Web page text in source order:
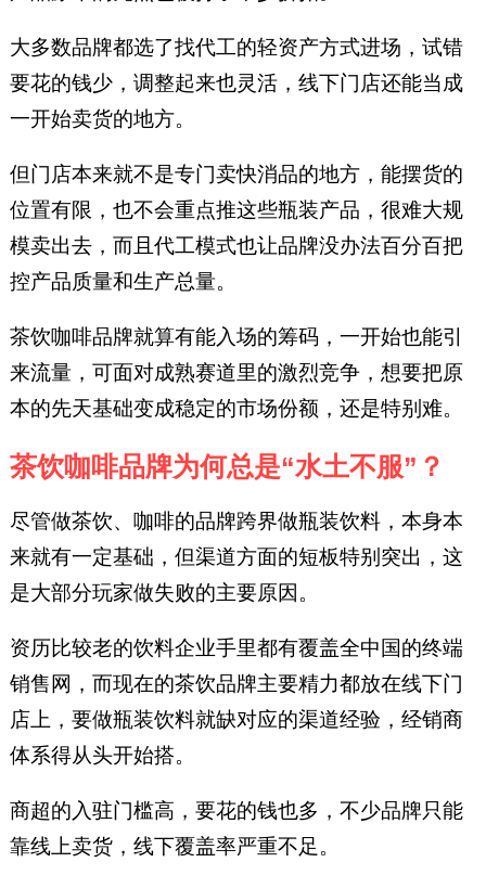
大多数品牌都选了找代工的轻资产方式进场，试错
要花的钱少，调整起来也灵活，线下门店还能当成
一开始卖货的地方。
但门店本来就不是专门卖快消品的地方，能摆货的
位置有限，也不会重点推这些瓶装产品，很难大规
模卖出去，而且代工模式也让品牌没办法百分百把
控产品质量和生产总量。
茶饮咖啡品牌就算有能入场的筹码，一开始也能引
来流量，可面对成熟赛道里的激烈竞争，想要把原
本的先天基础变成稳定的市场份额，还是特别难。
茶饮咖啡品牌为何总是“水土不服”？
尽管做茶饮、咖啡的品牌跨界做瓶装饮料，本身本
来就有一定基础，但渠道方面的短板特别突出，这
是大部分玩家做失败的主要原因。
资历比较老的饮料企业手里都有覆盖全中国的终端
销售网，而现在的茶饮品牌主要精力都放在线下门
店上，要做瓶装饮料就缺对应的渠道经验，经销商
体系得从头开始搭。
商超的入驻门槛高，要花的钱也多，不少品牌只能
靠线上卖货，线下覆盖率严重不足。